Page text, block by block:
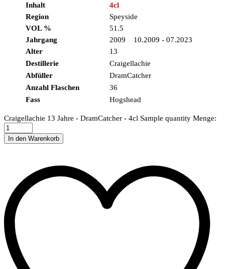
Inhalt
4cl
Region
Speyside
VOL %
51.5
Jahrgang
2009 10.2009 - 07.2023
Alter
13
Destillerie
Craigellachie
Abfüller
DramCatcher
Anzahl Flaschen
36
Fass
Hogshead
Craigellachie 13 Jahre - DramCatcher - 4cl Sample quantity Menge:
In den Warenkorb